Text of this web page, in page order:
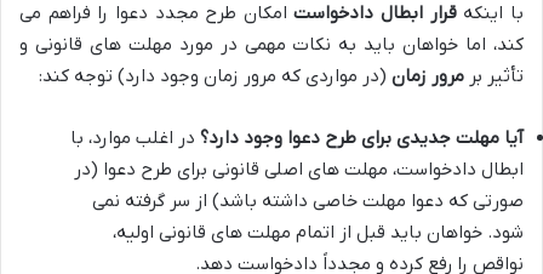
با اینکهقرار ابطال دادخواستامکان طرح مجدد دعوا را فراهم می
کند، اما خواهان باید به نکات مهمی در مورد مهلت های قانونی و
تأثیر بر مرور زمان (در مواردی که مرور زمان وجود دارد) توجه کند:
آیا مهلت جدیدی برای طرح دعوا وجود دارد؟ در اغلب موارد، با
ابطال دادخواست، مهلت های اصلی قانونی برای طرح دعوا (در
صورتی که دعوا مهلت خاصی داشته باشد) از سر گرفته نمی
شود. خواهان باید قبل از اتمام مهلت های قانونی اولیه،
نواقص را رفع کرده و مجدداً دادخواست دهد.